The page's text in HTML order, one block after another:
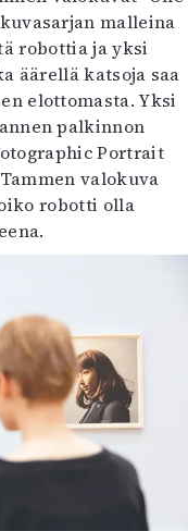
malleina
robottia ja yksi
äärellä katsoja saa
elottomasta. Yksi
palkinnon
Portrait
valokuva
robotti olla